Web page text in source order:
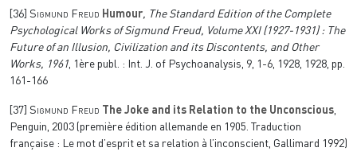
[36] Sigmund Freud Humour, The Standard Edition of the Complete
Psychological Works of Sigmund Freud, Volume XXI (1927-1931) : The
Future of an Illusion, Civilization and its Discontents, and Other
Works, 1961, 1ère publ. : Int. J. of Psychoanalysis, 9, 1-6, 1928, 1928, pp.
161-166
[37] Sigmund Freud The Joke and its Relation to the Unconscious,
Penguin, 2003 (première édition allemande en 1905. Traduction
française : Le mot d’esprit et sa relation à l’inconscient, Gallimard 1992)